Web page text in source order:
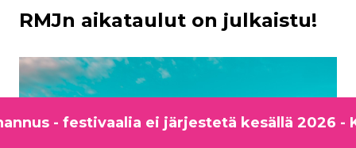
RMJn aikataulut on julkaistu!
- festivaalia ei järjestetä kesällä 2026